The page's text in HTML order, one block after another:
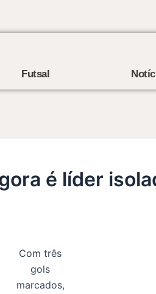
Futsal
é líder
Com três
gols
marcados,